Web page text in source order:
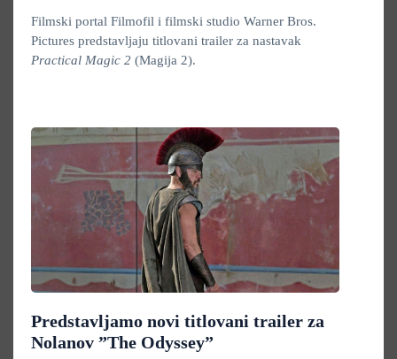
Filmski portal Filmofil i filmski studio Warner Bros.
Pictures predstavljaju titlovani trailer za nastavak
Practical Magic 2 (Magija 2).
Predstavljamo novi titlovani trailer za
Nolanov ”The Odyssey”